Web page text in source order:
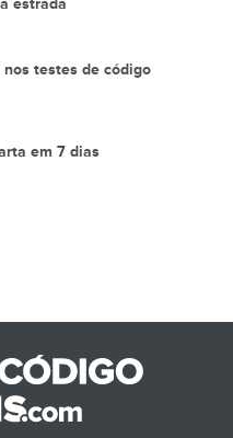
estrada
testes de código
em 7 dias